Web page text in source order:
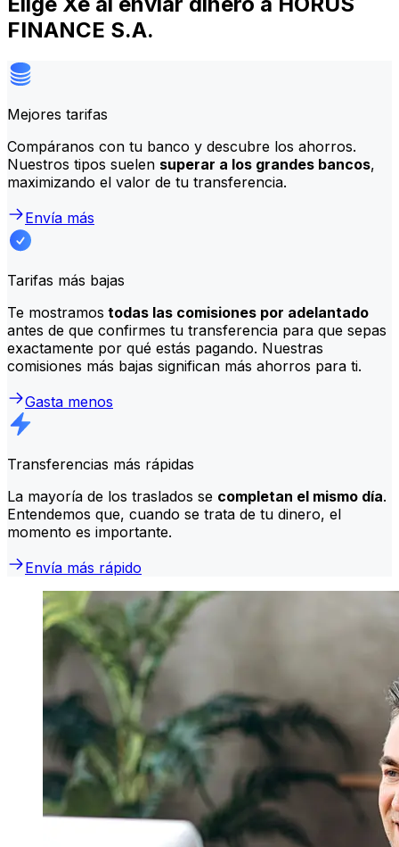
FINANCE S.A.
Mejores tarifas
Compáranos con tu banco y descubre los ahorros.
Nuestros tipos suelen superar a los grandes bancos,
maximizando el valor de tu transferencia.
Envía más
Tarifas más bajas
Te mostramos todas las comisiones por adelantado
antes de que confirmes tu transferencia para que sepas
exactamente por qué estás pagando. Nuestras
comisiones más bajas significan más ahorros para ti.
Gasta menos
Transferencias más rápidas
La mayoría de los traslados se completan el mismo día.
Entendemos que, cuando se trata de tu dinero, el
momento es importante.
Envía más rápido